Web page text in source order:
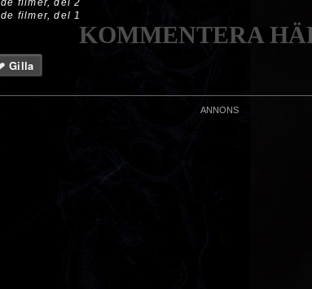
filmer, del 2
filmer, del 1
KOMMENTERA
Gilla